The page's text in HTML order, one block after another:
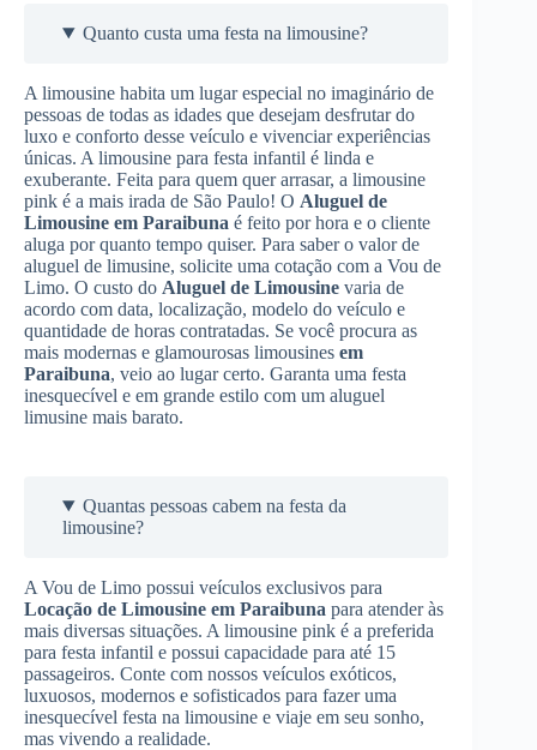
Quanto custa uma festa na limousine?
A limousine habita um lugar especial no imaginário de
pessoas de todas as idades que desejam desfrutar do
luxo e conforto desse veículo e vivenciar experiências
únicas. A limousine para festa infantil é linda e
exuberante. Feita para quem quer arrasar, a limousine
pink é a mais irada de São Paulo! O Aluguel de
Limousine em Paraibuna é feito por hora e o cliente
aluga por quanto tempo quiser. Para saber o valor de
aluguel de limusine, solicite uma cotação com a Vou de
Limo. O custo do Aluguel de Limousine varia de
acordo com data, localização, modelo do veículo e
quantidade de horas contratadas. Se você procura as
mais modernas e glamourosas limousines em
Paraibuna, veio ao lugar certo. Garanta uma festa
inesquecível e em grande estilo com um aluguel
limusine mais barato.
Quantas pessoas cabem na festa da
limousine?
A Vou de Limo possui veículos exclusivos para
Locação de Limousine em Paraibuna para atender às
mais diversas situações. A limousine pink é a preferida
para festa infantil e possui capacidade para até 15
passageiros. Conte com nossos veículos exóticos,
luxuosos, modernos e sofisticados para fazer uma
inesquecível festa na limousine e viaje em seu sonho,
mas vivendo a realidade.